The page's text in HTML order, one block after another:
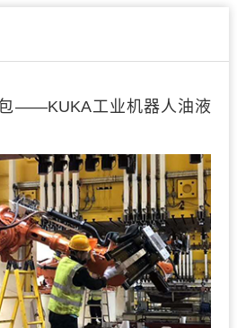
——KUKA工业机器人油液